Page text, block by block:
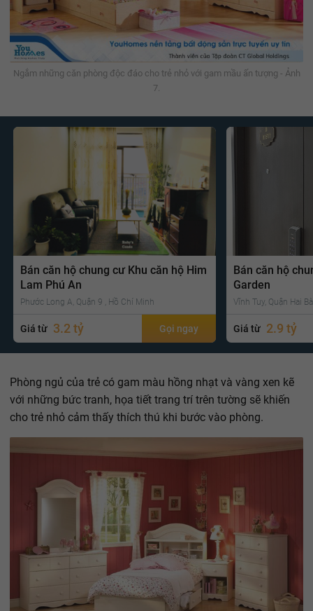
Ngắm những căn phòng độc đáo cho trẻ nhỏ với gam mầu ấn tượng - Ảnh
7.
Bán căn hộ chung cư Khu căn hộ Him
Lam Phú An
Phước Long A, Quận 9 , Hồ Chí Minh
Giá từ 3.2 tỷ Gọi ngay
Bán căn hộ
Garden
Vĩnh Tuy, Quận Hai
Giá từ 2.9 tỷ
Phòng ngủ của trẻ có gam màu hồng nhạt và vàng xen kẽ
với những bức tranh, họa tiết trang trí trên tường sẽ khiến
cho trẻ nhỏ cảm thấy thích thú khi bước vào phòng.